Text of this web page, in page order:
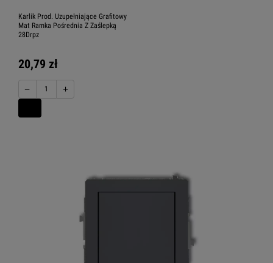
Karlik Prod. Uzupełniające Grafitowy
Mat Ramka Pośrednia Z Zaślepką
28Drpz
20,79 zł
− +